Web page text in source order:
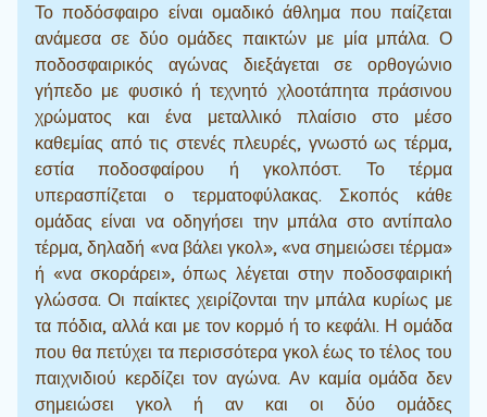
Το ποδόσφαιρο είναι ομαδικό άθλημα που παίζεται
ανάμεσα σε δύο ομάδες παικτών με μία μπάλα. Ο
ποδοσφαιρικός αγώνας διεξάγεται σε ορθογώνιο
γήπεδο με φυσικό ή τεχνητό χλοοτάπητα πράσινου
χρώματος και ένα μεταλλικό πλαίσιο στο μέσο
καθεμίας από τις στενές πλευρές, γνωστό ως τέρμα,
εστία ποδοσφαίρου ή γκολπόστ. Το τέρμα
υπερασπίζεται ο τερματοφύλακας. Σκοπός κάθε
ομάδας είναι να οδηγήσει την μπάλα στο αντίπαλο
τέρμα, δηλαδή «να βάλει γκολ», «να σημειώσει τέρμα»
ή «να σκοράρει», όπως λέγεται στην ποδοσφαιρική
γλώσσα. Οι παίκτες χειρίζονται την μπάλα κυρίως με
τα πόδια, αλλά και με τον κορμό ή το κεφάλι. Η ομάδα
που θα πετύχει τα περισσότερα γκολ έως το τέλος του
παιχνιδιού κερδίζει τον αγώνα. Αν καμία ομάδα δεν
σημειώσει γκολ ή αν και οι δύο ομάδες